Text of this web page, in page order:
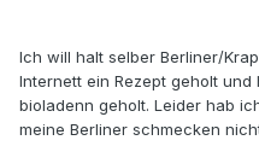
Ich will halt selber Berliner/
Internett ein Rezept geholt
bioladenn geholt. Leider hab
meine Berliner schmecken